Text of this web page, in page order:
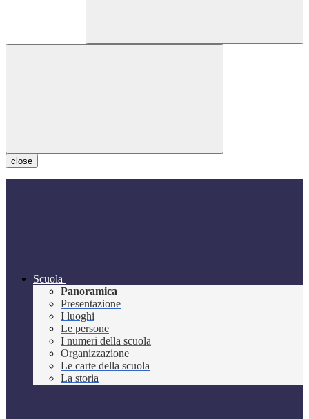
close
Scuola
Panoramica
Presentazione
I luoghi
Le persone
I numeri della scuola
Organizzazione
Le carte della scuola
La storia